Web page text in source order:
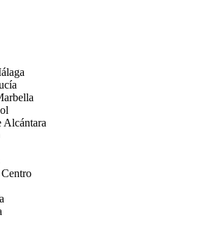
Alcántara